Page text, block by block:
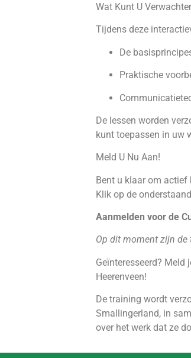
Wat Kunt U
Tijdens deze
De
Praktische
De lessen worden
kunt toepassen in uw
Meld U Nu Aan!
Bent u klaar om actief
Klik op de
Aanmelden voor de
Op dit moment zijn de
Geïnteresseerd? Meld
Heerenveen!
De training wordt
Smallingerland, in
over het werk dat ze